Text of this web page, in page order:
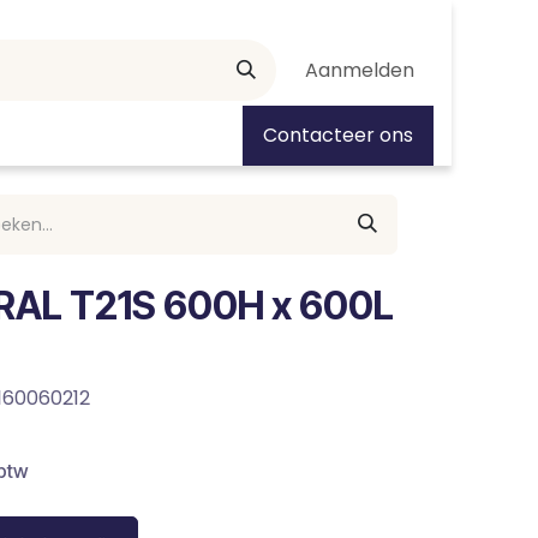
Aanmelden
Contacteer ons
T21S 600H x 600L